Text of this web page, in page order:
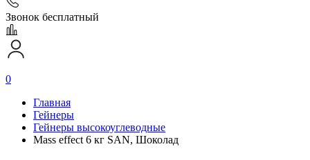
Звонок бесплатный
0
Главная
Гейнеры
Гейнеры высокоуглеводные
Mass effect 6 кг SAN, Шоколад